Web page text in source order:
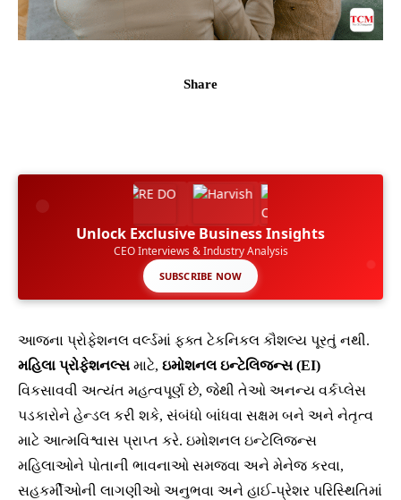
Share
Unlock Exclusive Business Insights
CEO Interviews & Industry Analysis
SUBSCRIBE NOW
આજના પ્રોફેશનલ વર્લ્ડમાં ફક્ત ટેકનિકલ કૌશલ્ય પૂરતું નથી.
મહિલા પ્રોફેશનલ્સ માટે, ઇમોશનલ ઇન્ટેલિજન્સ (EI)
વિકસાવવી અત્યંત મહત્વપૂર્ણ છે, જેથી તેઓ અનન્ય વર્કપ્લેસ
પડકારોને હેન્ડલ કરી શકે, સંબંધો બાંધવા સક્ષમ બને અને નેતૃત્વ
માટે આત્મવિશ્વાસ પ્રાપ્ત કરે. ઇમોશનલ ઇન્ટેલિજન્સ
મહિલાઓને પોતાની ભાવનાઓ સમજવા અને મેનેજ કરવા,
સહકર્મીઓની લાગણીઓ અનુભવા અને હાઈ-પ્રેશર પરિસ્થિતિમાં